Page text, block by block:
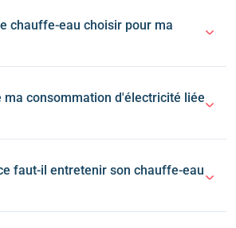
chauffe-eau choisir pour ma
ma consommation d'électricité liée
faut-il entretenir son chauffe-eau